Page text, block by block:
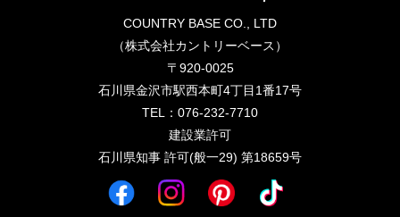
COUNTRY BASE CO., LTD
（株式会社カントリーベース）
〒920-0025
石川県金沢市駅西本町4丁目1番17号
TEL：076-232-7710
建設業許可
石川県知事 許可(般一29) 第18659号